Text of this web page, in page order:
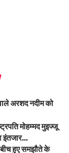
अरशद नदीम को
मोहम्मद मुइज्जू
इंतजार…
हुए समझौते के